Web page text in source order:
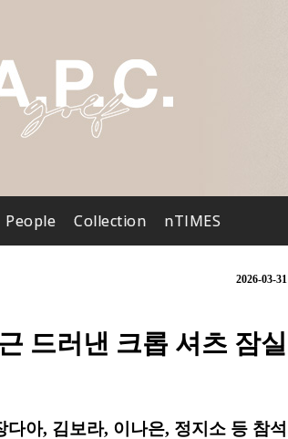
People Collection nTIMES
2026-03-31
드러낸 크롭 셔츠 잠실
아, 김보라, 이나은, 정지소 등 참석